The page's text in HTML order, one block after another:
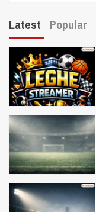
Latest Popular